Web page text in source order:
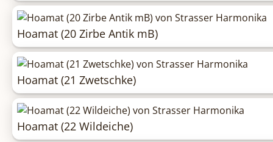
Hoamat (20 Zirbe Antik mB)
Hoamat (21 Zwetschke)
Hoamat (22 Wildeiche)